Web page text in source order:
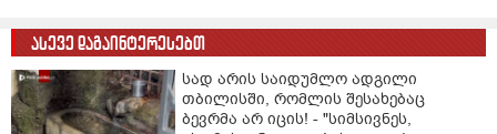
ასევე დაგაინტერესებთ
სად არის საიდუმლო ადგილი
თბილისში, რომლის შესახებაც
ბევრმა არ იცის! - "სიმსივნეს,